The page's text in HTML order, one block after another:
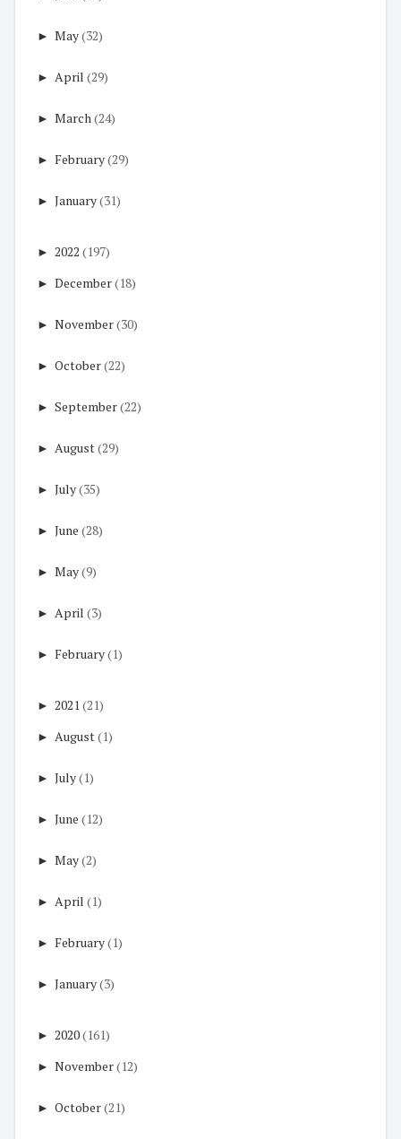
► May(32)
► April (29)
► March(24)
► February(29)
► January(31)
► 2022 (197)
► December(18)
► November(30)
► October(22)
► September(22)
► August(29)
► July(35)
► June (28)
► May(9)
► April (3)
► February(1)
► 2021 (21)
► August(1)
► July(1)
► June (12)
► May(2)
► April (1)
► February(1)
► January(3)
► 2020(161)
► November(12)
► October(21)